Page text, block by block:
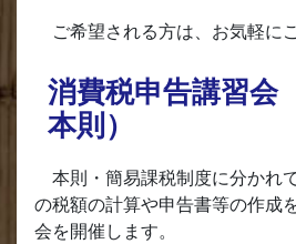
ご希望される方は、お気軽に
消費税申告講習会
本則）
本則・簡易課税制度に分かれ
の税額の計算や申告書等の作成
会を開催します。